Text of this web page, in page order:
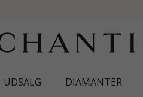
UDSALG DIAMANTER